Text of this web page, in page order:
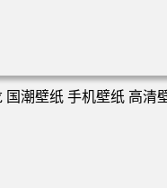
道 积水 倒影 晚霞 手机壁